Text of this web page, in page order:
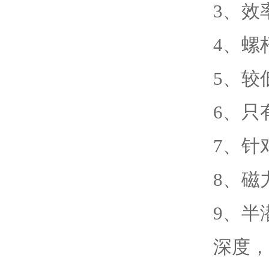
3、 效
4、 螺
5、 较
6、 只
7、 针
8、 磁
9、 半
深度